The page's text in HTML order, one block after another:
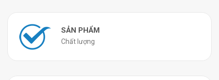
SẢN PHẨM
Chất lượng